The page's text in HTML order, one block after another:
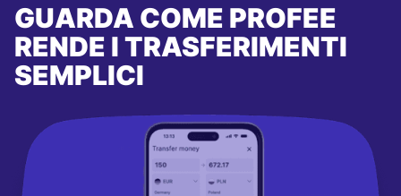
GUARDA COME PROFEE
RENDE I TRASFERIMENTI
SEMPLICI